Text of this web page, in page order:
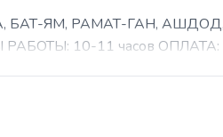
БАТ-ЯМ, РАМАТ-ГАН,
10-11 часов ОПЛАТА: